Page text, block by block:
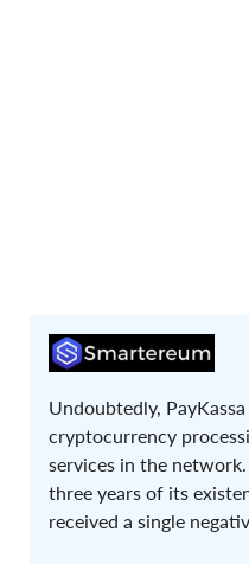
Undoubtedly,
cryptocurrency
services in the
three years of its
received a single